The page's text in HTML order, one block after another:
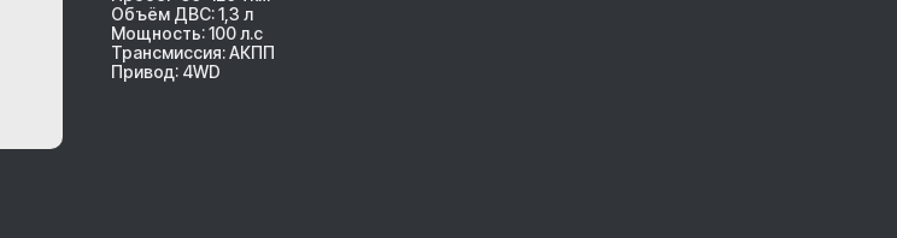
Объём ДВС: 1,3 л
Мощность: 100 л.с
Трансмиссия: АКПП
Привод: 4WD